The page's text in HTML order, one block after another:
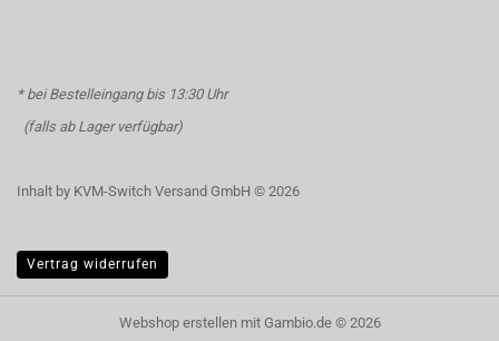
* bei Bestelleingang bis 13:30 Uhr
(falls ab Lager verfügbar)
Inhalt by KVM-Switch Versand GmbH © 2026
Vertrag widerrufen
Webshop erstellenmit Gambio.de © 2026